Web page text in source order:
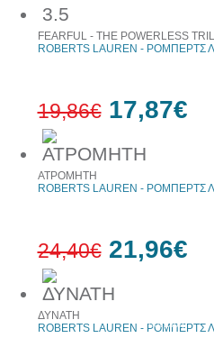
FEARFUL - THE POWERLESS
ROBERTS LAUREN - ΡΟΜΠΕΡΤΣ
19,86€ 17,87€
έκπτωση
ΑΤΡΟΜΗΤΗ
ROBERTS LAUREN - ΡΟΜΠΕΡΤΣ
24,40€ 21,96€
ΔΥΝΑΤΗ
ROBERTS LAUREN - ΡΟΜΠΕΡΤΣ